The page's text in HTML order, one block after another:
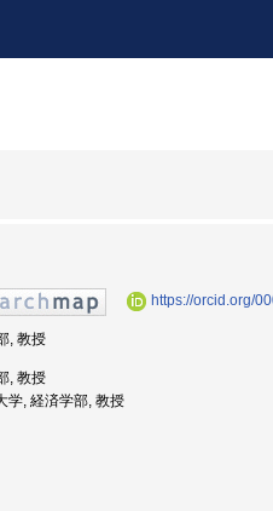
https://orcid.org/
, 教授
, 教授
学, 経済学部, 教授